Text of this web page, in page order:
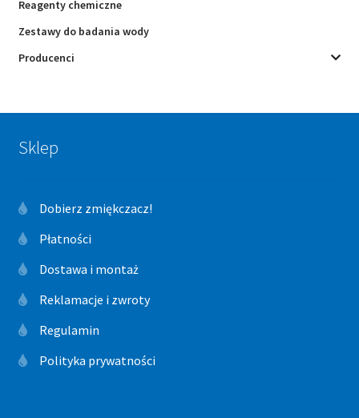
Reagenty chemiczne
Zestawy do badania wody
Producenci
Sklep
Dobierz zmiękczacz!
Płatności
Dostawa i montaż
Reklamacje i zwroty
Regulamin
Polityka prywatności